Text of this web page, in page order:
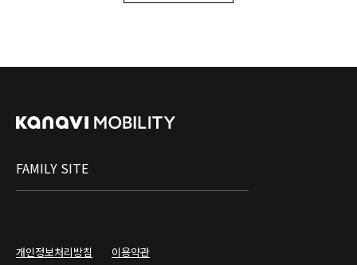
FAMILY SITE
개인정보처리방침 이용약관